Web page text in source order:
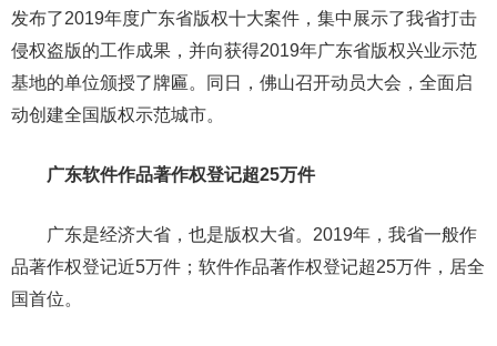
发布了2019年度广东省版权十大案件，集中展示了我省打击
侵权盗版的工作成果，并向获得2019年广东省版权兴业示范
基地的单位颁授了牌匾。同日，佛山召开动员大会，全面启
动创建全国版权示范城市。
广东软件作品著作权登记超25万件
广东是经济大省，也是版权大省。2019年，我省一般作
品著作权登记近5万件；软件作品著作权登记超25万件，居全
国首位。